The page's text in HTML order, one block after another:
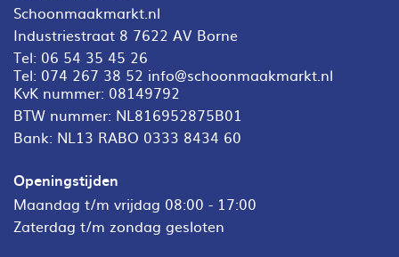
Schoonmaakmarkt.nl
Industriestraat 8 7622 AV Borne
Tel: 06 54 35 45 26
Tel: 074 267 38 52 info@schoonmaakmarkt.nl
KvK nummer: 08149792
BTW nummer: NL816952875B01
Bank: NL13 RABO 0333 8434 60
Openingstijden
Maandag t/m vrijdag 08:00 - 17:00
Zaterdag t/m zondag gesloten